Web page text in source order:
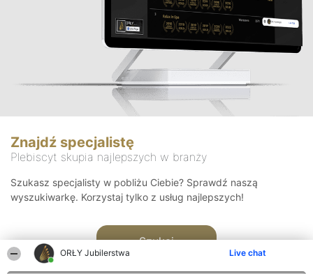
ORŁY Jubilerstwa Live chat
Znajdź specjalistę
Plebiscyt skupia najlepszych w branży
Szukasz specjalisty w pobliżu Ciebie? Sprawdź naszą
wyszukiwarkę. Korzystaj tylko z usług najlepszych!
Szukaj